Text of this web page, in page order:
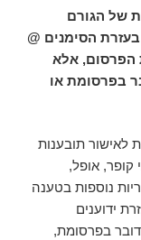
של הגורם
הסימנים @
הפרסום, אלא
בפרסומת או
תובענות
מיני קופר, אופל,
נוספות בטענה
ידוענים
בפרסומת,